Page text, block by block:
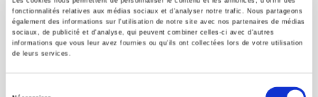
fonctionnalités relatives aux médias sociaux et d'analyser notre trafic. Nous partageons
également des informations sur l'utilisation de notre site avec nos partenaires de médias
sociaux, de publicité et d'analyse, qui peuvent combiner celles-ci avec d'autres
informations que vous leur avez fournies ou qu'ils ont collectées lors de votre utilisation
de leurs services.
CONTACTS
FOREIGN RIGHTS
FOR BOOKSHOPS